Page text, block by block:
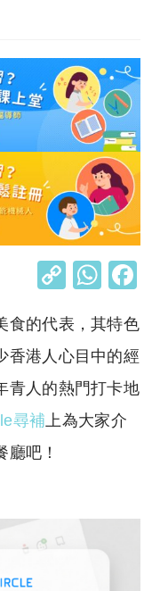
C
p
y
Li
n
W
at
s
A
p
食的代表，其特色
香港人心目中的經
青人的熱門打卡地
尋補 上為大家介
吧！